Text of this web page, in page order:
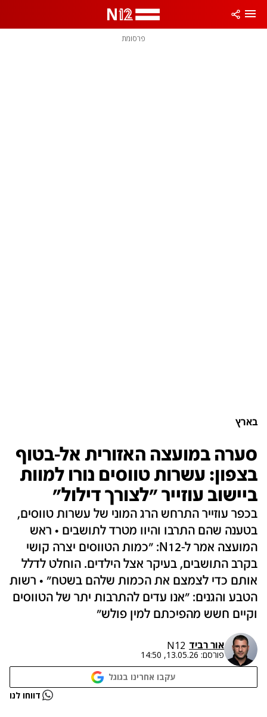
פרסומת
בארץ
סערה במועצה האזורית אל-בטוף
בצפון: עשרות טווסים נורו למוות
ביישוב עוזייר "לצורך דילול"
בכפר עוזייר התרחש הרג המוני של עשרות טווסים,
בטענה שהם התרבו והיוו מטרד לתושבים • ראש
המועצה אמר ל-N12: "כמות הטווסים יצרה קושי
בקרב התושבים, בעיקר אצל הילדים. הוחלט לדלל
אותם כדי לצמצם את הכמות שלהם בשטח" • רשות
הטבע והגנים: "אנו עדים להתרבות יתר של הטווסים
וקיים חשש מהפיכתם למין פולש"
אור רביד N12
פורסם: 13.05.26, 14:50
עקבו אחרינו בגוגל
נתקלנו בבעיה דווחו לנו